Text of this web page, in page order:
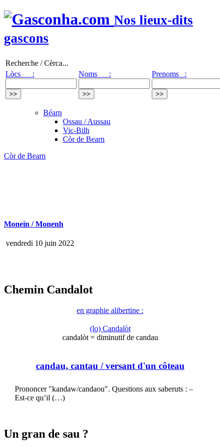
Nos lieux-dits
gascons
Recherche / Cèrca...
Lòcs :
Noms : Prenoms :
Béarn
Ossau / Aussau
Vic-Bilh
Còr de Bearn
Còr de Bearn
Monein / Monenh
vendredi 10 juin 2022
Chemin Candalot
en graphie alibertine :
(lo) Candalòt
candalòt = diminutif de candau
candau, cantau / versant d'un côteau
Prononcer "kandaw/candaou". Questions aux saberuts : –
Est-ce qu’il (…)
Un gran de sau ?